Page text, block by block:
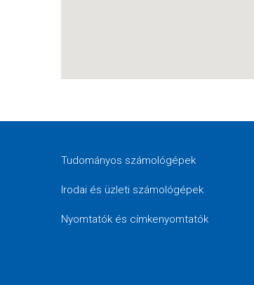
Tudományos számológépek
Irodai és üzleti számológépek
Nyomtatók és címkenyomtatók